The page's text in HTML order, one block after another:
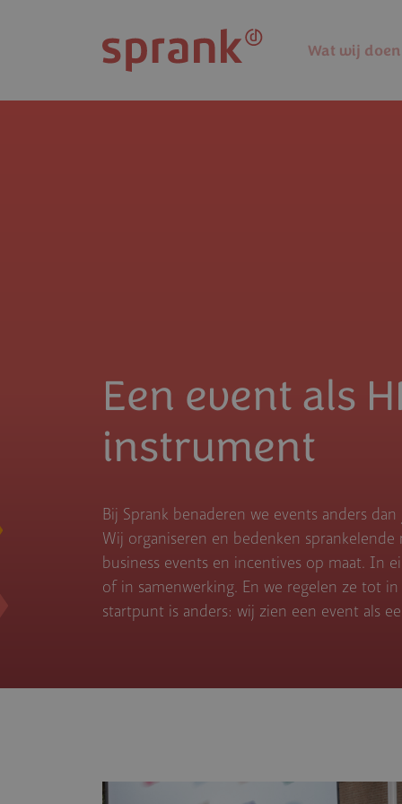
Wat wij doen
Een event als
instrument
Bij Sprank benaderen we events anders
Wij organiseren en bedenken sprankelende
business events en incentives op maat. In
of in samenwerking. En we regelen ze tot
startpunt is anders: wij zien een event als